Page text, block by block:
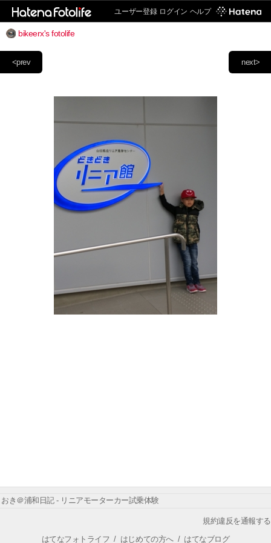
ユーザー登録 ログイン ヘルプ
bikeerx's fotolife
next>
<prev
おき＠浦和日記 - リニアモーターカー試乗体験
規約違反を通報する
はてなフォトライフ / はじめての方へ/ はてなブログ